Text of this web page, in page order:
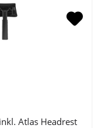
Atlas Headrest